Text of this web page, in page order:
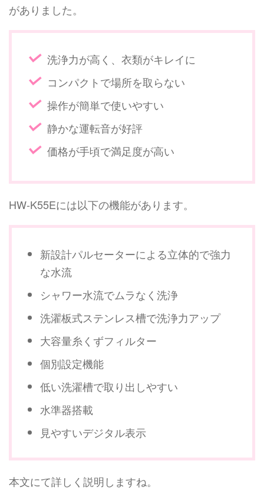
がありました。
洗浄力が高く、衣類がキレイに
コンパクトで場所を取らない
操作が簡単で使いやすい
静かな運転音が好評
価格が手頃で満足度が高い
HW-K55Eには以下の機能があります。
新設計パルセーターによる立体的で強力
な水流
シャワー水流でムラなく洗浄
洗濯板式ステンレス槽で洗浄力アップ
大容量糸くずフィルター
個別設定機能
低い洗濯槽で取り出しやすい
水準器搭載
見やすいデジタル表示
本文にて詳しく説明しますね。